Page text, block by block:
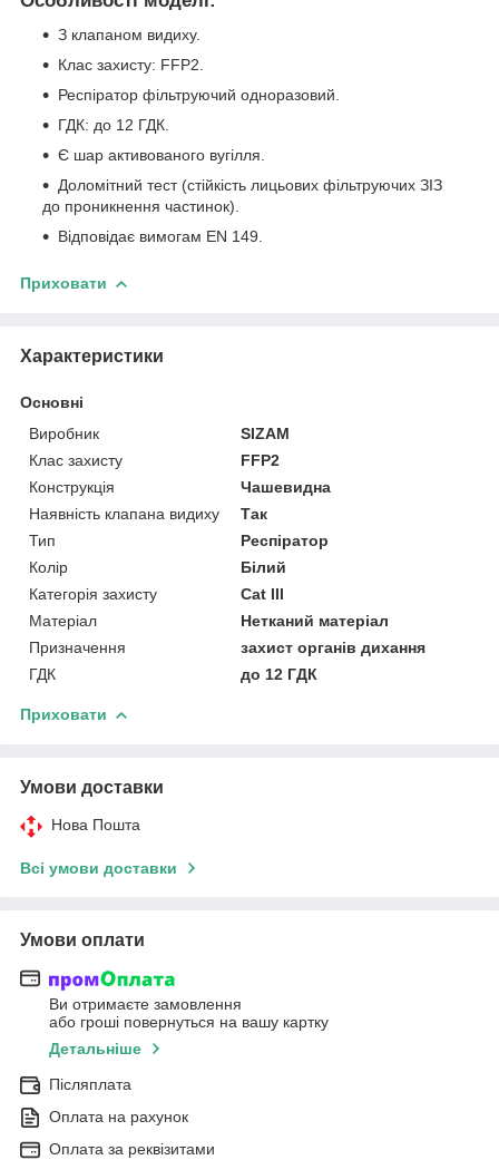
З клапаном видиху.
Клас захисту: FFP2.
Респіратор фільтруючий одноразовий.
ГДК: до 12 ГДК.
Є шар активованого вугілля.
Доломітний тест (стійкість лицьових фільтруючих ЗІЗ
до проникнення частинок).
Відповідає вимогам EN 149.
Приховати
Характеристики
Основні
Виробник
SIZAM
Клас захисту
FFP2
Конструкція
Чашевидна
Наявність клапана видиху
Так
Тип
Респіратор
Колір
Білий
Категорія захисту
Cat III
Матеріал
Нетканий матеріал
Призначення
захист органів дихання
ГДК
до 12 ГДК
Приховати
Умови доставки
Нова Пошта
Всі умови доставки
Умови оплати
Ви отримаєте замовлення
або гроші повернуться на вашу картку
Детальніше
Післяплата
Оплата на рахунок
Оплата за реквізитами